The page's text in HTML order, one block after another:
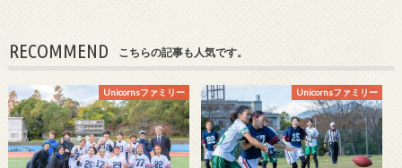
RECOMMEND こちらの記事も人気です。
Unicornsファミリー Unicornsファミリー